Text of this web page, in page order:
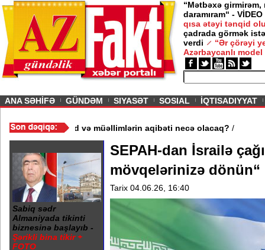
“Mətbəxə girmirəm,
daramıram“ - VİDEO
qısa ətəyi tənqid
çadrada görmək
verdi
“Ər çörəyi
Azərbaycanlı model
ANA SƏHİFƏ GÜNDƏM SIYASƏT SOSIAL İQTISADIYYAT
məktəb bağlandı - Şagird və müəllimlərin aqibəti necə olacaq?
Sabiq sədr
Almaniyada tikinti
biznesinə başlayıb -
Şərikli bina tikir +
FOTO
SEPAH-dan İsrailə
mövqelərinizə dönün“
Tarix 04.06.26, 16:40